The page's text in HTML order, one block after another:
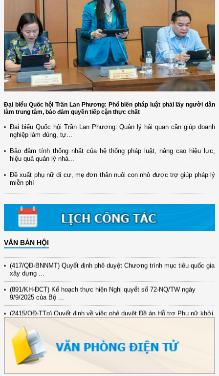
Đại biểu Quốc hội Trần Lan Phương: Phổ biến pháp luật phải lấy người dân
làm trung tâm, bảo đảm quyền tiếp cận thực chất
Đại biểu Quốc hội Trần Lan Phương: Quản lý hải quan cần giúp doanh
nghiệp làm đúng, tự...
Bảo đảm tính thống nhất của hệ thống pháp luật, nâng cao hiệu lực,
hiệu quả quản lý nhà...
Đề xuất phụ nữ di cư, mẹ đơn thân nuôi con nhỏ được trợ giúp pháp lý
miễn phí
VĂN BẢN HỘI
(12/TB-HĐKH) V/v đăng ký, đề xuất nhiệm vụ Khoa học, công nghệ và
đổi mới ...
(898/KH/ĐCT) Kế hoạch thực hiện Quyết định số 2415/QĐ-TTg ngày
31/10/2025 ...
(417/QĐ-BNNMT) Quyết định phê duyệt Chương trình mục tiêu quốc gia
xây dựng ...
(891/KH-ĐCT) Kế hoạch thực hiện Nghị quyết số 72-NQ/TW ngày
9/9/2025 của Bộ ...
(2415/QĐ-TTg) Quyết định về việc phê duyệt Đề án Hỗ trợ Phụ nữ khởi
nghiệp ...